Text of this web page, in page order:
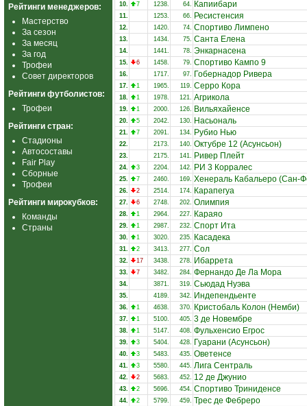
Рейтинги менеджеров:
Мастерство
За сезон
За месяц
За год
Трофеи
Совет директоров
Рейтинги футболистов:
Трофеи
Рейтинги стран:
Стадионы
Автосоставы
Fair Play
Сборные
Трофеи
Рейтинги мирокубков:
Команды
Страны
10. 7 1238. 64. Капиибари
11. 1253. 66. Ресистенсия
12. 1420. 74. Спортиво Лимпено
13. 1434. 75. Санта Елена
14. 1441. 78. Энкарнасена
15. 6 1458. 79. Спортиво Кампо 9
16. 1717. 97. Гобернадор Ривера
17. 1 1965. 119. Серро Кора
18. 1 1978. 121. Агрикола
19. 1 2000. 126. Вильяхайенсе
20. 5 2042. 130. Насьональ
21. 7 2091. 134. Рубио Нью
22. 2173. 140. Октубре 12 (Асунсьон)
23. 2175. 141. Ривер Плейт
24. 3 2204. 142. РИ 3 Корралес
25. 7 2460. 169. Хенераль Кабальеро (Сан-
26. 2 2514. 174. Карапегуа
27. 6 2748. 202. Олимпия
28. 1 2964. 227. Караяо
29. 1 2987. 232. Спорт Ита
30. 1 3020. 235. Касадека
31. 2 3413. 277. Сол
32. 17 3438. 278. Ибаррета
33. 7 3482. 284. Фернандо Де Ла Мора
34. 3871. 319. Сьюдад Нуэва
35. 4189. 342. Индепендьенте
36. 1 4638. 370. Кристобаль Колон (Немби)
37. 1 5100. 405. 3 де Новембре
38. 1 5147. 408. Фульхенсио Егрос
39. 3 5404. 428. Гуарани (Асунсьон)
40. 3 5483. 435. Оветенсе
41. 3 5580. 445. Лига Сентраль
42. 2 5683. 452. 12 де Джунио
43. 2 5696. 454. Спортиво Триниденсе
44. 2 5799. 459. Трес де Фебреро